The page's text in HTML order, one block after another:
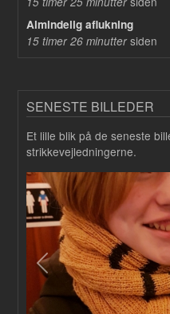
Almindelig aflukning
15 timer 26 minuttersiden
SENESTE BILLEDER
Et lille blik på de seneste
strikkevejledningerne.
Forrige